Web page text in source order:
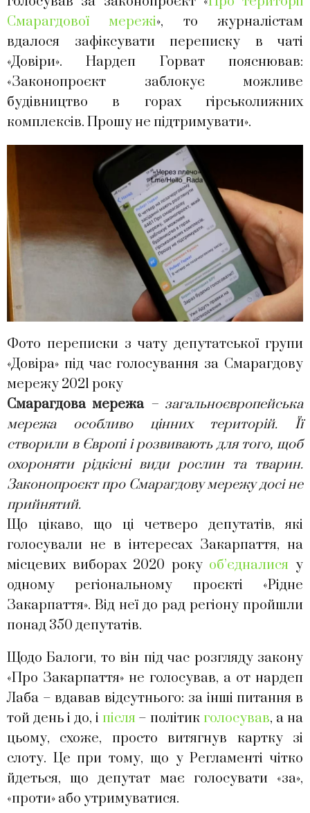
Смарагдової мережі», то журналістам
вдалося зафіксувати переписку в чаті
«Довіри». Нардеп Горват пояснював:
«Законопроєкт заблокує можливе
будівництво в горах гірськолижних
комплексів. Прошу не підтримувати».
Фото переписки з чату депутатської групи
«Довіра» під час голосування за Смарагдову
мережу 2021 року
Смарагдова мережа– загальноєвропейська
мережа особливо цінних територій. Її
створили в Європі і розвивають для того, щоб
охороняти рідкісні види рослин та тварин.
Законопроєкт про Смарагдову мережу досі не
прийнятий.
Що цікаво, що ці четверо депутатів, які
голосували не в інтересах Закарпаття, на
місцевих виборах 2020 року об’єдналися у
одному регіональному проєкті «Рідне
Закарпаття». Від неї до рад регіону пройшли
понад 350 депутатів.
Щодо Балоги, то він під час розгляду закону
«Про Закарпаття» не голосував, а от нардеп
Лаба – вдавав відсутнього: за інші питання в
той день і до, і після – політик голосував, а на
цьому, схоже, просто витягнув картку зі
слоту. Це при тому, що у Регламенті чітко
йдеться, що депутат має голосувати «за»,
«проти» або утримуватися.